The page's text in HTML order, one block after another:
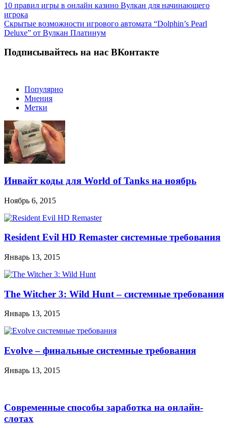
10 правил игры в онлайн казино Вулкан для начинающего
игрока
Скрытые возможности игрового автомата “Dolphin’s Pearl
Deluxe” от Вулкан Платинум
Подписывайтесь на нас ВКонтакте
Популярно
Мнения
Метки
Инвайт коды для World of Tanks на ноябрь
Ноябрь 6, 2015
Resident Evil HD Remaster системные требования
Январь 13, 2015
The Witcher 3: Wild Hunt – системные требования
Январь 13, 2015
Evolve – финальные системные требования
Январь 13, 2015
Современные способы заработка на онлайн-
слотах